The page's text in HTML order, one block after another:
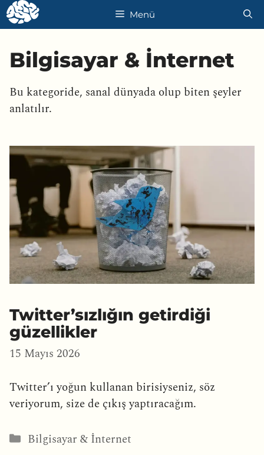
İçeriğe
atla
Menü
Bilgisayar & İnternet
Bu kategoride, sanal dünyada olup biten şeyler
anlatılır.
Twitter’sızlığın getirdiği
güzellikler
15 Mayıs 2026
Twitter’ı yoğun kullanan birisiyseniz, söz
veriyorum, size de çıkış yaptıracağım.
Kategoriler
Bilgisayar & İnternet